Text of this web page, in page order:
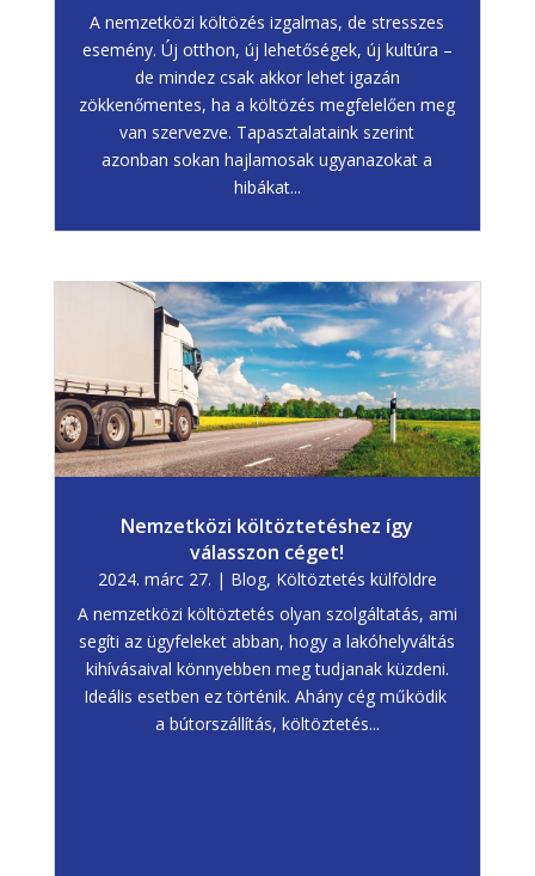
A nemzetközi költözés izgalmas, de stresszes
esemény. Új otthon, új lehetőségek, új kultúra –
de mindez csak akkor lehet igazán
zökkenőmentes, ha a költözés megfelelően meg
van szervezve. Tapasztalataink szerint
azonban sokan hajlamosak ugyanazokat a
hibákat...
Nemzetközi költöztetéshez így
válasszon céget!
2024. márc 27. | Blog, Költöztetés külföldre
A nemzetközi költöztetés olyan szolgáltatás, ami
segíti az ügyfeleket abban, hogy a lakóhelyváltás
kihívásaival könnyebben meg tudjanak küzdeni.
Ideális esetben ez történik. Ahány cég működik
a bútorszállítás, költöztetés...